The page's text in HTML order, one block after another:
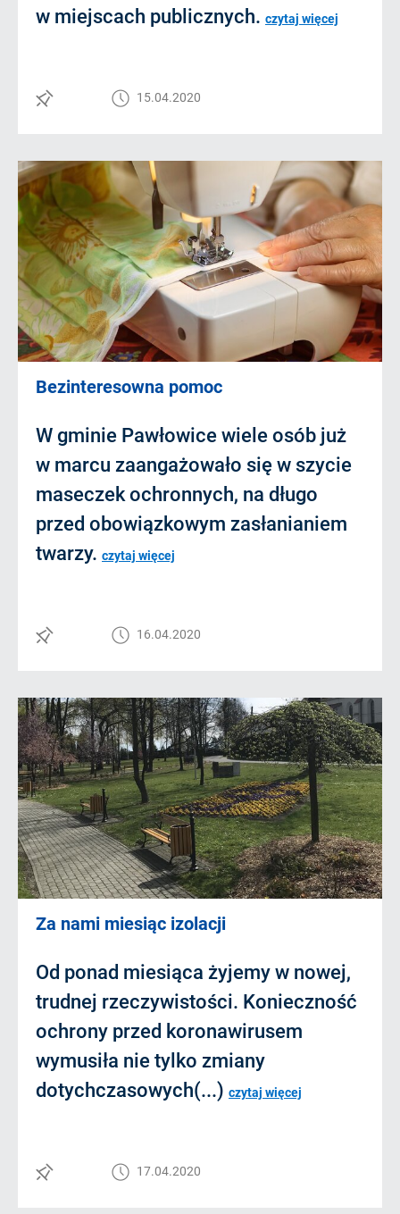
w miejscach publicznych. czytaj więcej
15.04.2020
Bezinteresowna pomoc
W gminie Pawłowice wiele osób już
w marcu zaangażowało się w szycie
maseczek ochronnych, na długo
przed obowiązkowym zasłanianiem
twarzy. czytaj więcej
16.04.2020
Za nami miesiąc izolacji
Od ponad miesiąca żyjemy w nowej,
trudnej rzeczywistości. Konieczność
ochrony przed koronawirusem
wymusiła nie tylko zmiany
dotychczasowych(...) czytaj więcej
17.04.2020